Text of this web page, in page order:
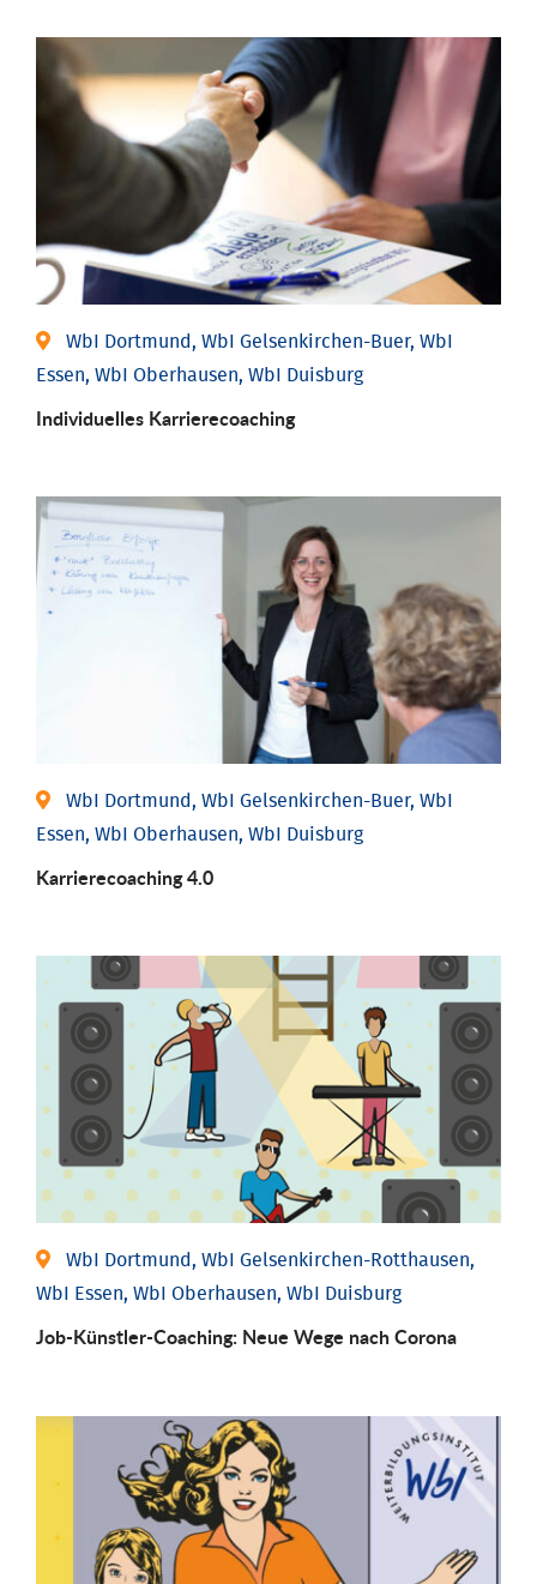
WbI Dortmund, WbI Gelsenkirchen-Buer, WbI
Essen, WbI Oberhausen, WbI Duisburg
Individu­elles Karrierecoaching
WbI Dortmund, WbI Gelsenkirchen-Buer, WbI
Essen, WbI Oberhausen, WbI Duisburg
Karriere­coaching 4.0
WbI Dortmund, WbI Gelsenkirchen-Rotthausen,
WbI Essen, WbI Oberhausen, WbI Duisburg
Job-Künstler-Coaching: Neue Wege nach Corona